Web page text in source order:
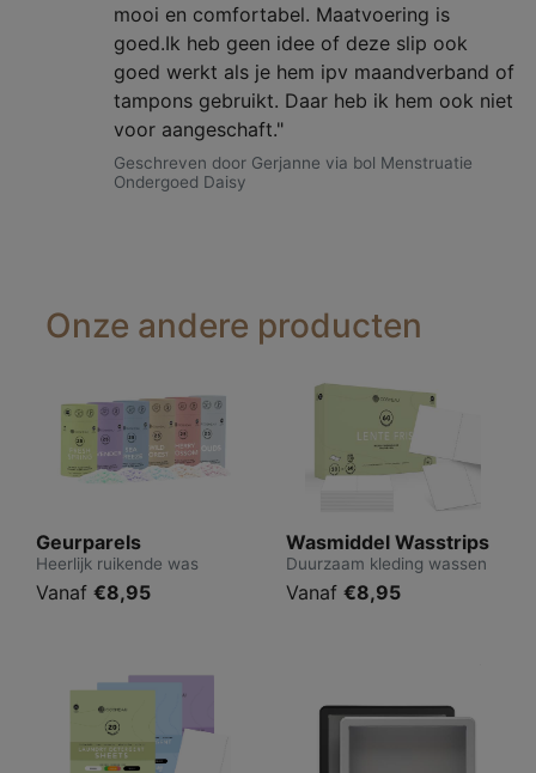
mooi en comfortabel. Maatvoering is
goed.Ik heb geen idee of deze slip ook
goed werkt als je hem ipv maandverband of
tampons gebruikt. Daar heb ik hem ook niet
voor aangeschaft."
Geschreven door Gerjanne via bol Menstruatie
Ondergoed Daisy
Onze andere producten
Geurparels
Heerlijk ruikende was
Vanaf €8,95
Wasmiddel Wasstrips
Duurzaam kleding wassen
Vanaf €8,95